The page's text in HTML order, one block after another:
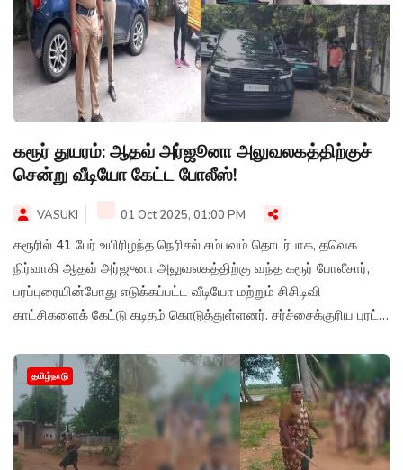
கரூர் துயரம்: ஆதவ் அர்ஜூனா அலுவலகத்திற்குச்
சென்று வீடியோ கேட்ட போலீஸ்!
VASUKI 01 Oct 2025, 01:00 PM
கரூரில் 41 பேர் உயிரிழந்த நெரிசல் சம்பவம் தொடர்பாக, தவெக
நிர்வாகி ஆதவ் அர்ஜுனா அலுவலகத்திற்கு வந்த கரூர் போலீசார்,
பரப்புரையின்போது எடுக்கப்பட்ட வீடியோ மற்றும் சிசிடிவி
காட்சிகளைக் கேட்டு கடிதம் கொடுத்துள்ளனர். சர்ச்சைக்குரிய புரட்சி
ஆதவ் அர்ஜுனாவுக்கு நெருக்கடி அதிகரித்துள்ளது.
தமிழ்நாடு